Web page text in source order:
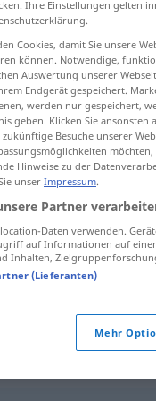
las botas
Ihre Einstellungen gelten
Cookies, damit Sie unsere
können. Notwendige,
Auswertung unserer
Endgerät gespeichert.
werden nur gespeichert,
geben. Klicken Sie
Besuche unserer
Hinweise zu der
unser Impressum.
Partner
Daten verwenden.
auf Informationen auf
Inhalten,
(Lieferanten)
Mehr